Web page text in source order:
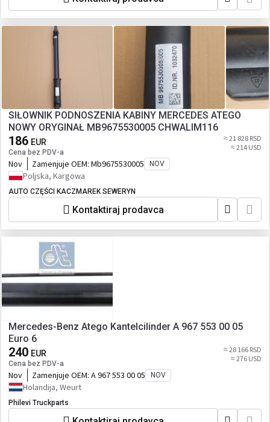
SIŁOWNIK PODNOSZENIA KABINY MERCEDES ATEGO
NOWY ORYGINAŁ MB9675530005 CHWALIM116
186 EUR
Cena bez PDV-a
≈ 21 828 RSD
≈ 214 USD
Nov Zamenjuje OEM: Mb9675530005 NOV
Poljska, Kargowa
AUTO CZĘŚCI KACZMAREK SEWERYN
Kontaktiraj prodavca
Mercedes-Benz Atego Kantelcilinder A 967 553 00 05
Euro 6
240 EUR
Cena bez PDV-a
≈ 28 166 RSD
≈ 276 USD
Nov Zamenjuje OEM: A 967 553 00 05 NOV
Holandija, Weurt
Philevi Truckparts